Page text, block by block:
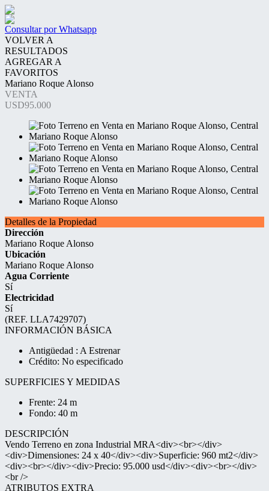
Consultar por Whatsapp
VOLVER A
RESULTADOS
AGREGAR A
FAVORITOS
Mariano Roque Alonso
VENTA
USD95.000
Detalles de la Propiedad
Dirección
Mariano Roque Alonso
Ubicación
Mariano Roque Alonso
Agua Corriente
Sí
Electricidad
Sí
(REF. LLA7429707)
INFORMACIÓN BÁSICA
Antigüedad : A Estrenar
Crédito: No especificado
SUPERFICIES Y MEDIDAS
Frente: 24 m
Fondo: 40 m
DESCRIPCIÓN
Vendo Terreno en zona Industrial MRA<div><br></div>
<div>Dimensiones: 24 x 40</div><div>Superficie: 960 mt2</div>
<div><br></div><div>Precio: 95.000 usd</div><div><br></div>
<br />
ATRIBUTOS EXTRA